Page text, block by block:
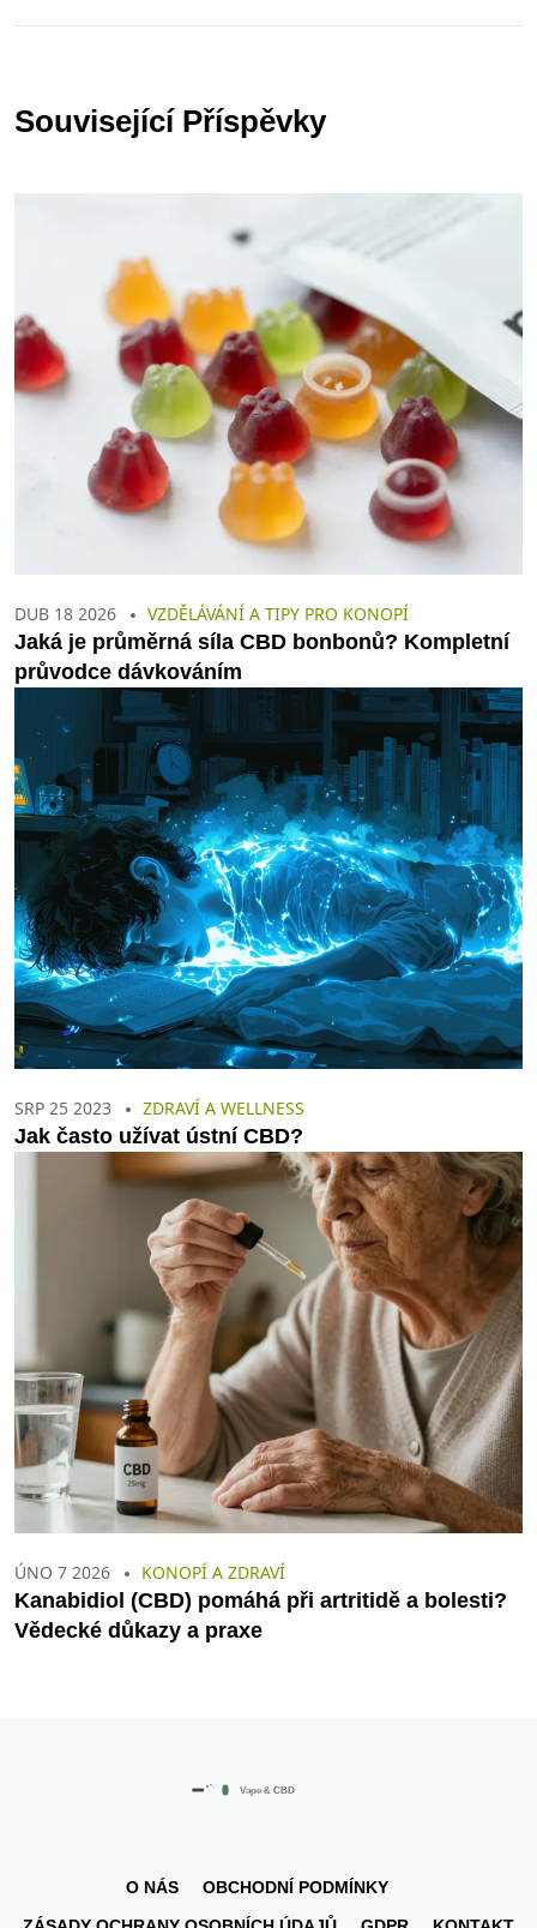
Související Příspěvky
DUB 18 2026 VZDĚLÁVÁNÍ A TIPY PRO KONOPÍ
Jaká je průměrná síla CBD bonbonů? Kompletní
průvodce dávkováním
SRP 25 2023 ZDRAVÍ A WELLNESS
Jak často užívat ústní CBD?
ÚNO 7 2026 KONOPÍ A ZDRAVÍ
Kanabidiol (CBD) pomáhá při artritidě a bolesti?
Vědecké důkazy a praxe
O NÁS
OBCHODNÍ PODMÍNKY